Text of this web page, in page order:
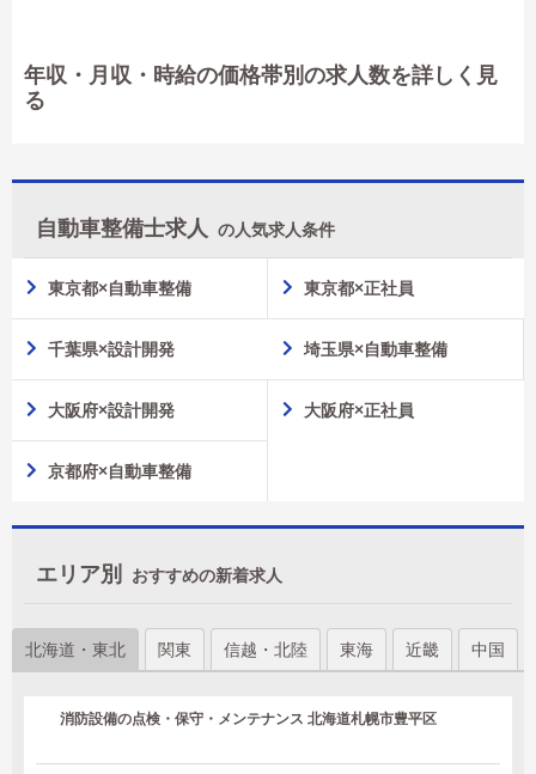
年収・月収・時給の価格帯別の求人数を詳しく見
る
自動車整備士求人 の人気求人条件
東京都×自動車整備 東京都×正社員
千葉県×設計開発 埼玉県×自動車整備
大阪府×設計開発 大阪府×正社員
京都府×自動車整備
エリア別 おすすめの新着求人
北海道・東北 関東 信越・北陸 東海 近畿 中国
消防設備の点検・保守・メンテナンス 北海道札幌市豊平区